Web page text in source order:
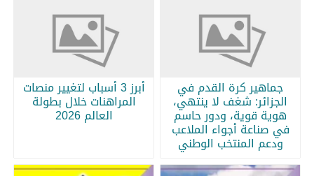
جماهير كرة القدم في
الجزائر: شغف لا ينتهي،
هوية قوية، ودور حاسم
في صناعة أجواء الملاعب
ودعم المنتخب الوطني
أبرز 3 أسباب لتغيير منصات
المراهنات خلال بطولة
العالم 2026